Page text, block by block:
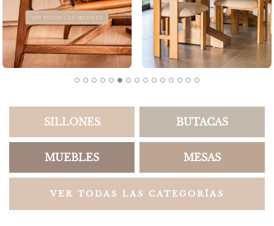
SILLONES BUTACAS
MUEBLES MESAS
VER TODAS LAS CATEGORÍAS